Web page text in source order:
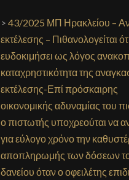
> 43/2025 ΜΠ Ηρακλείου –
εκτέλεσης – Πιθανολογείται
ευδοκιμήσει ως λόγος
καταχρηστικότητα της
εκτέλεσης-Επί πρόσκαιρης
οικονομικής αδυναμίας του
ο πιστωτής υποχρεούται να
για εύλογο χρόνο την
αποπληρωμής των δόσεων
δανείου όταν ο οφειλέτης